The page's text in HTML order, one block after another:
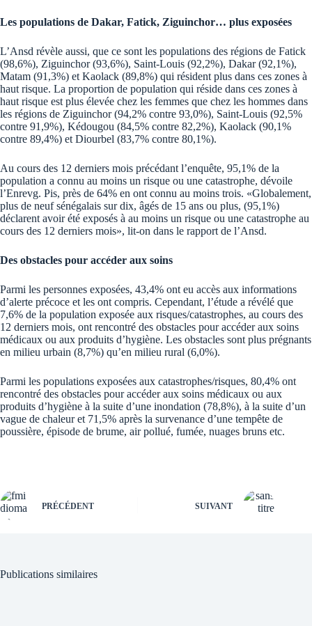
Les populations de Dakar, Fatick, Ziguinchor… plus exposées
L’Ansd révèle aussi, que ce sont les populations des régions de Fatick
(98,6%), Ziguinchor (93,6%), Saint-Louis (92,2%), Dakar (92,1%),
Matam (91,3%) et Kaolack (89,8%) qui résident plus dans ces zones à
haut risque. La proportion de population qui réside dans ces zones à
haut risque est plus élevée chez les femmes que chez les hommes dans
les régions de Ziguinchor (94,2% contre 93,0%), Saint-Louis (92,5%
contre 91,9%), Kédougou (84,5% contre 82,2%), Kaolack (90,1%
contre 89,4%) et Diourbel (83,7% contre 80,1%).
Au cours des 12 derniers mois précédant l’enquête, 95,1% de la
population a connu au moins un risque ou une catastrophe, dévoile
l’Enrevg. Pis, près de 64% en ont connu au moins trois. «Globalement,
plus de neuf sénégalais sur dix, âgés de 15 ans ou plus, (95,1%)
déclarent avoir été exposés à au moins un risque ou une catastrophe au
cours des 12 derniers mois», lit-on dans le rapport de l’Ansd.
Des obstacles pour accéder aux soins
Parmi les personnes exposées, 43,4% ont eu accès aux informations
d’alerte précoce et les ont compris. Cependant, l’étude a révélé que
7,6% de la population exposée aux risques/catastrophes, au cours des
12 derniers mois, ont rencontré des obstacles pour accéder aux soins
médicaux ou aux produits d’hygiène. Les obstacles sont plus prégnants
en milieu urbain (8,7%) qu’en milieu rural (6,0%).
Parmi les populations exposées aux catastrophes/risques, 80,4% ont
rencontré des obstacles pour accéder aux soins médicaux ou aux
produits d’hygiène à la suite d’une inondation (78,8%), à la suite d’un
vague de chaleur et 71,5% après la survenance d’une tempête de
poussière, épisode de brume, air pollué, fumée, nuages bruns etc.
PRÉCÉDENT SUIVANT
Publications similaires